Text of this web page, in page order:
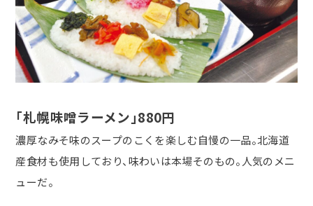
「札幌味噌ラーメン」880円
濃厚なみそ味のスープのこくを楽しむ自慢の一品。北海道
産食材も使用しており、味わいは本場そのもの。人気のメニ
ューだ。